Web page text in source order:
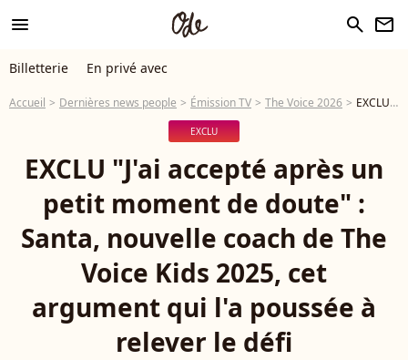
menu search newsletter
Billetterie En privé avec
Accueil Dernières news people Émission TV The Voice 2026 EXCLU "J'ai accepté après un petit moment de doute" : Santa, nouvelle coach de The Voice Kids 2025, cet argument qui l'a poussée à relever le défi
EXCLU
EXCLU "J'ai accepté après un
petit moment de doute" :
Santa, nouvelle coach de The
Voice Kids 2025, cet
argument qui l'a poussée à
relever le défi